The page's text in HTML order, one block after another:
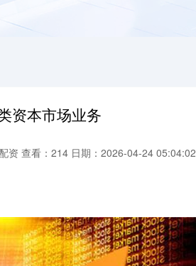
资本市场业务
资 查看：214 日期：2026-04-24 05:04:02